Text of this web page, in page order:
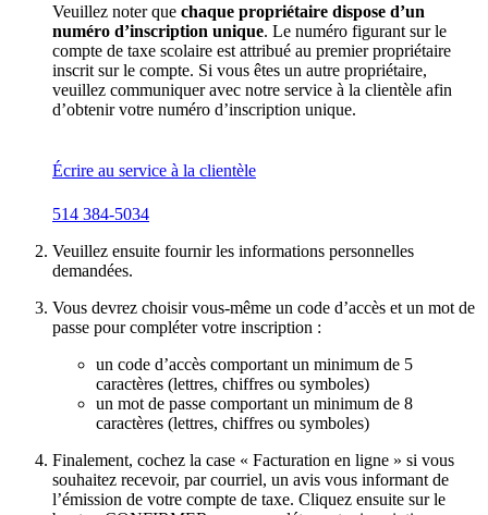
Veuillez noter que chaque propriétaire dispose d’un
numéro d’inscription unique. Le numéro figurant sur le
compte de taxe scolaire est attribué au premier propriétaire
inscrit sur le compte. Si vous êtes un autre propriétaire,
veuillez communiquer avec notre service à la clientèle afin
d’obtenir votre numéro d’inscription unique.
Écrire au service à la clientèle
514 384-5034
Veuillez ensuite fournir les informations personnelles
demandées.
Vous devrez choisir vous-même un code d’accès et un mot de
passe pour compléter votre inscription :
un code d’accès comportant un minimum de 5
caractères (lettres, chiffres ou symboles)
un mot de passe comportant un minimum de 8
caractères (lettres, chiffres ou symboles)
Finalement, cochez la case « Facturation en ligne » si vous
souhaitez recevoir, par courriel, un avis vous informant de
l’émission de votre compte de taxe. Cliquez ensuite sur le